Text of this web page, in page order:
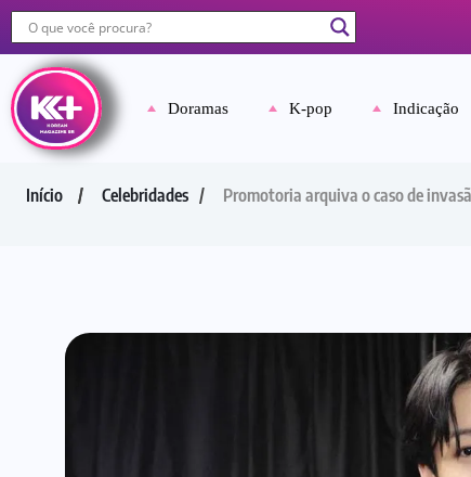
Doramas K-pop Indicação
Início Celebridades Promotoria arquiva o caso de